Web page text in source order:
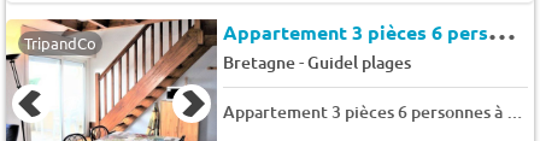
TripandCo A
ppartement 3 pièces 6 personnes à 400 m de la plage, terrasse, parking - Le clos des pins
Bretagne-Guidel plages
Appartement 3 pièces 6 personnes à 400 m de la plage, terrasse, parking - Le clos des pins